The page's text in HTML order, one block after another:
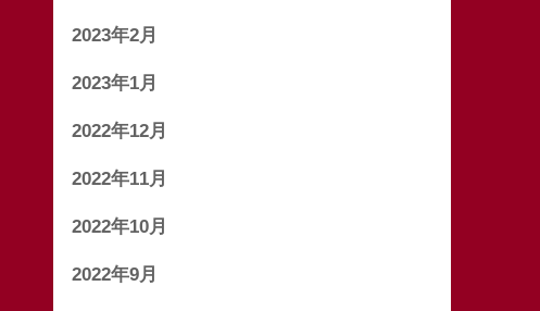
2023年2月
2023年1月
2022年12月
2022年11月
2022年10月
2022年9月